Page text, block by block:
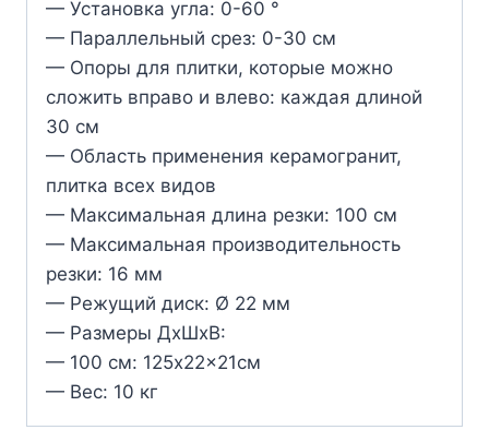
— Установка угла: 0-60 °
— Параллельный срез: 0-30 см
— Опоры для плитки, которые можно
сложить вправо и влево: каждая длиной
30 см
— Область применения керамогранит,
плитка всех видов
— Максимальная длина резки: 100 см
— Максимальная производительность
резки: 16 мм
— Режущий диск: Ø 22 мм
— Размеры ДхШхВ:
— 100 см: 125x22x21см
— Вес: 10 кг